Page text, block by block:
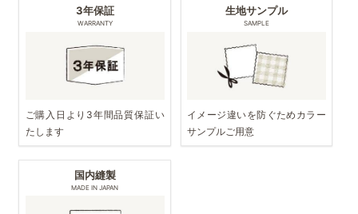
3年保証
WARRANTY
ご購入日より3年間品質保証い
たします
生地サンプル
SAMPLE
イメージ違いを防ぐためカラー
サンプルご用意
国内縫製
MADE IN JAPAN